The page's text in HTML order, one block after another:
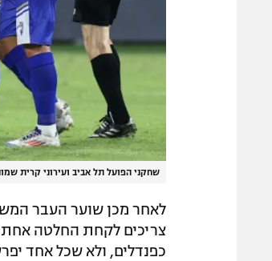
שחקני הפועל תל אביב ועירוני קרית
לאחר מכן שוער העבר
צריכים לקחת החלטה
כפנדלים, ולא שכל אחד